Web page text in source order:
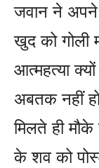
जवान ने अपने
खुद को गोली
आत्महत्या
अबतक नहीं
मिलते ही
के शव को